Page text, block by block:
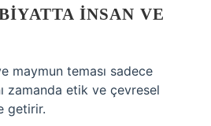
İNSAN VE
maymun teması sadece
zamanda etik ve çevresel
getirir.